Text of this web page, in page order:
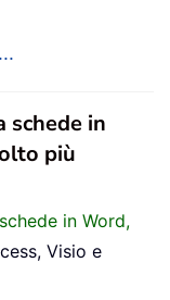
schede in
più
in Word,
Visio e